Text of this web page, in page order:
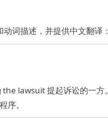
词描述，并提供中文翻译：
lawsuit 提起诉讼的一方。
序。